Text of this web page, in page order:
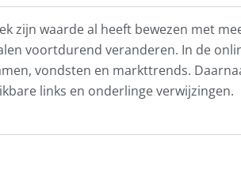
zijn waarde al heeft bewezen met
voortdurend veranderen. In de
vondsten en markttrends.
links en onderlinge verwijzingen.